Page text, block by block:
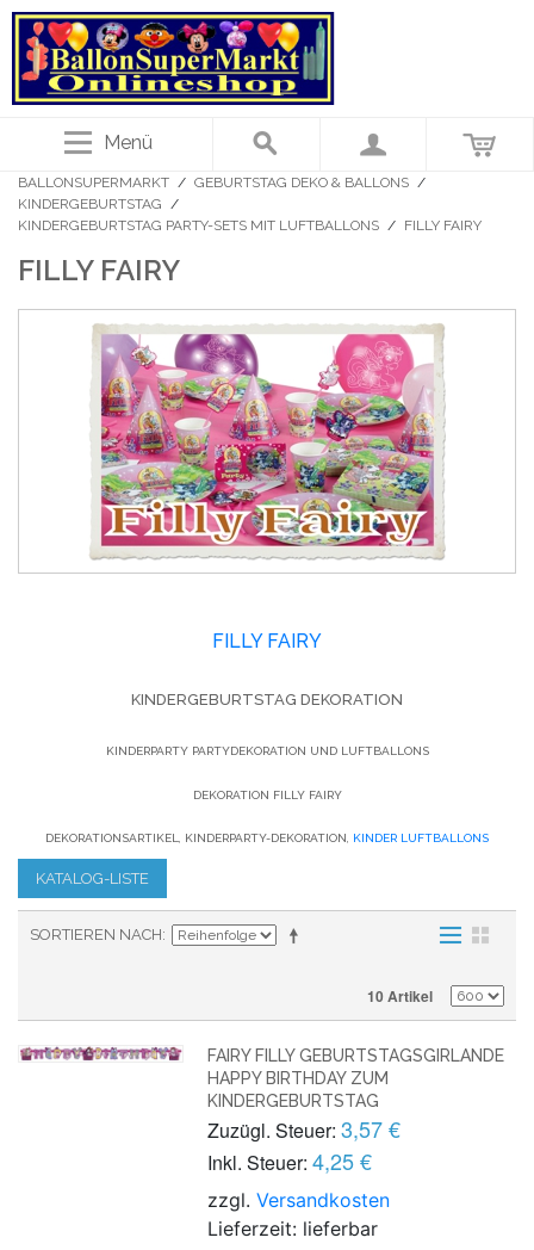
Menü
BALLONSUPERMARKT / GEBURTSTAG DEKO & BALLONS /
KINDERGEBURTSTAG /
KINDERGEBURTSTAG PARTY-SETS MIT LUFTBALLONS / FILLY FAIRY
FILLY FAIRY
FILLY FAIRY
KINDERGEBURTSTAG DEKORATION
KINDERPARTY PARTYDEKORATION UND LUFTBALLONS
DEKORATION FILLY FAIRY
DEKORATIONSARTIKEL, KINDERPARTY-DEKORATION, KINDER LUFTBALLONS
KATALOG-LISTE
SORTIEREN NACH
10 Artikel
FAIRY FILLY GEBURTSTAGSGIRLANDE
HAPPY BIRTHDAY ZUM
KINDERGEBURTSTAG
Zuzügl. Steuer: 3,57 €
Inkl. Steuer: 4,25 €
zzgl.Versandkosten
Lieferzeit: lieferbar